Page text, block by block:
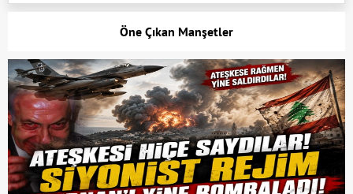
Öne Çıkan Manşetler